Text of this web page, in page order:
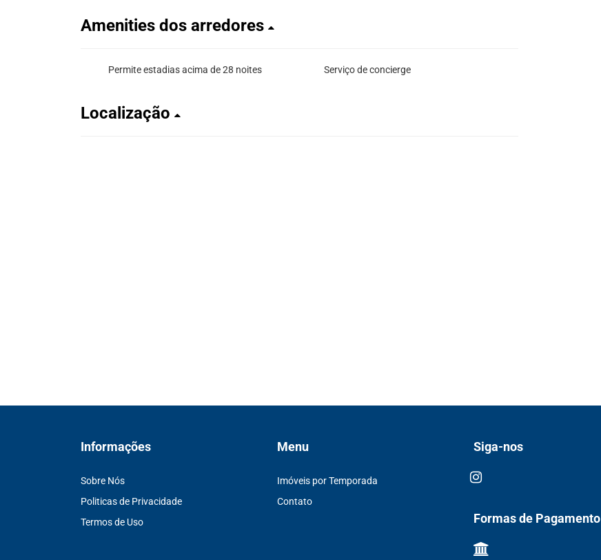
Amenities dos arredores
Permite estadias acima de 28 noites Serviço de concierge
Localização
Informações
Sobre Nós
Politicas de Privacidade
Termos de Uso
Menu
Imóveis por Temporada
Contato
Siga-nos
Formas de Pagamento